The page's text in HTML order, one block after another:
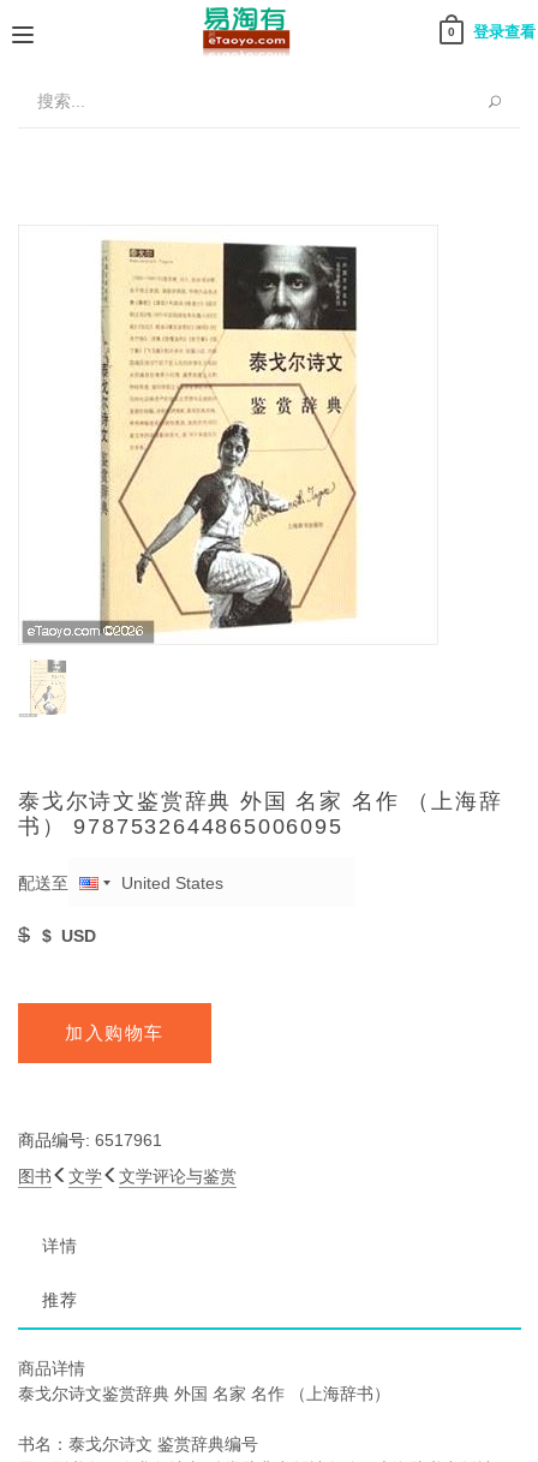
Toggle
0 登录查看
泰戈尔诗文鉴赏辞典 外国 名家 名作 （上海辞
书） 9787532644865006095
配送至
$ $ USD
加入购物车
商品编号: 6517961
图书
文学 文学评论与鉴赏
详情
推荐
商品详情
泰戈尔诗文鉴赏辞典 外国 名家 名作 （上海辞书）
书名：泰戈尔诗文 鉴赏辞典编号